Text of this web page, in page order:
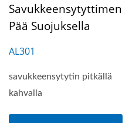
Savukkeensytyttimen
Pää Suojuksella
AL301
savukkeensytytin pitkällä
kahvalla